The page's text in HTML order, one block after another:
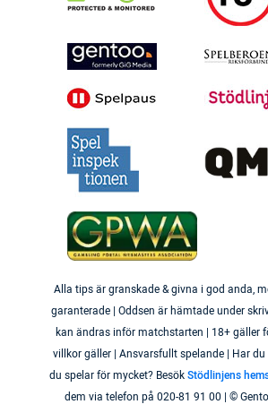
Alla tips är granskade & givna i god anda,
garanterade | Oddsen är hämtade under
kan ändras inför matchstarten | 18+ gäller
villkor gäller | Ansvarsfullt spelande | Har
du spelar för mycket? BesökStödlinjens
dem via telefon på 020-81 91 00 | ©